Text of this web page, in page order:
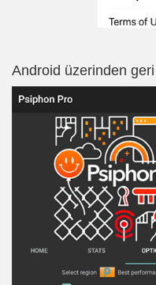
Android üzerinden